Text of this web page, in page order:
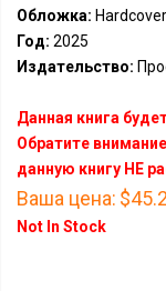
Обложка: Hardcover
Год: 2025
Издательство:
Данная книга
Обратите
данную книгу НЕ
Ваша цена:
Not In Stock